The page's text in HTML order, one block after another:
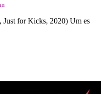
Just for Kicks, 2020) Um es